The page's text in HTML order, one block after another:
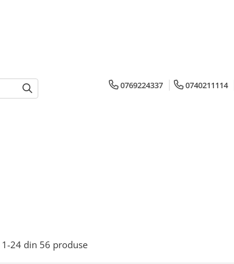
0769224337 0740211114
1-24 din 56 produse